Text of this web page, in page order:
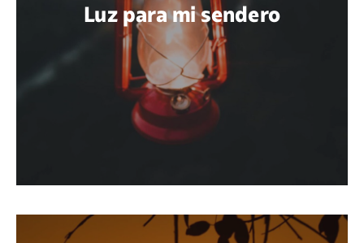
Luz para mi sendero
POR GABRIEL M. ACUÑA